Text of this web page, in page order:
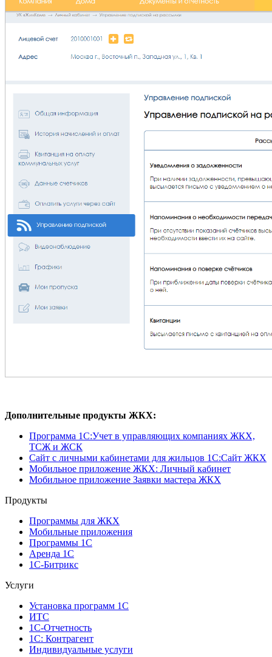
Дополнительные продукты ЖКХ:
Программа 1C:Учет в управляющих компаниях ЖКХ,
ТСЖ и ЖСК
Сайт с личными кабинетами для жильцов 1С:Сайт ЖКХ
Мобильное приложение ЖКХ: Личный кабинет
Мобильное приложение Заявки мастера ЖКХ
Продукты
Программы для ЖКХ
Мобильные приложения
Программы 1С
Аренда 1С
1С-Битрикс
Услуги
Установка программ 1С
ИТС
1С-Отчетность
1С: Контрагент
Индивидуальные услуги